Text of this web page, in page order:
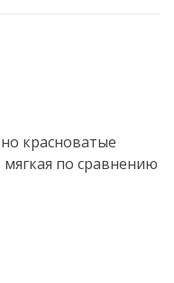
красноватые
по сравнению